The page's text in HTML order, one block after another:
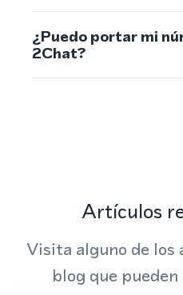
¿Puedo portar mi
2Chat?
Artículos
Visita alguno de
blog que